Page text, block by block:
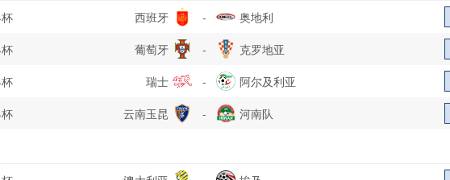
西班牙 - 奥地利
葡萄牙 - 克罗地亚
瑞士 - 阿尔及利亚
云南玉昆 - 河南队